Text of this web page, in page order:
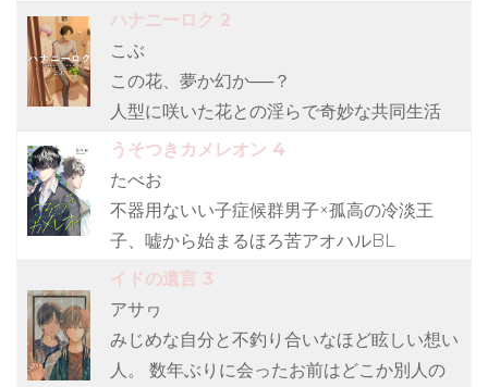
ハナニーロク 2
こぶ
この花、夢か幻か──？
人型に咲いた花との淫らで奇妙な共同生活
うそつきカメレオン 4
たべお
不器用ないい子症候群男子×孤高の冷淡王
子、嘘から始まるほろ苦アオハルBL
イドの遺言 3
アサヮ
みじめな自分と不釣り合いなほど眩しい想い
人。 数年ぶりに会ったお前はどこか別人の